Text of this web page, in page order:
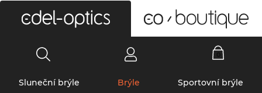
Sluneční brýle Brýle Sportovní brýle